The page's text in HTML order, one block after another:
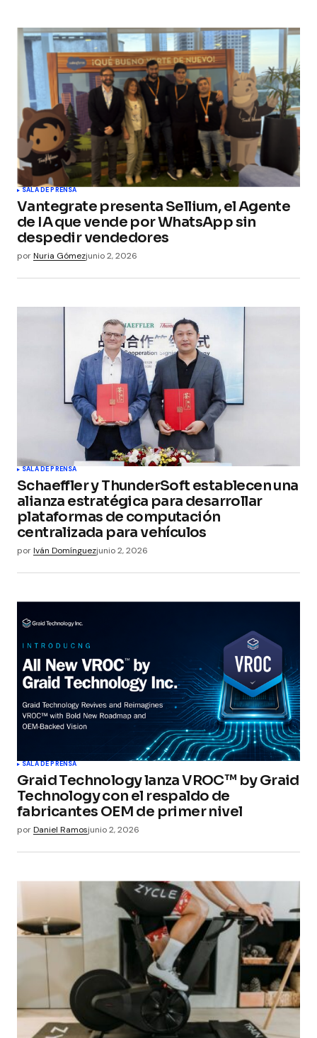
SALA DE PRENSA
Vantegrate presenta Sellium, el Agente
de IA que vende por WhatsApp sin
despedir vendedores
porNuria Gómezjunio 2, 2026
SALA DE PRENSA
Schaeffler y ThunderSoft establecen una
alianza estratégica para desarrollar
plataformas de computación
centralizada para vehículos
porIván Domínguezjunio 2, 2026
SALA DE PRENSA
Graid Technology lanza VROC™ by Graid
Technology con el respaldo de
fabricantes OEM de primer nivel
porDaniel Ramosjunio 2, 2026